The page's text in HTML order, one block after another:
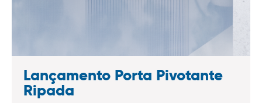
Lançamento Porta Pivotante
Ripada